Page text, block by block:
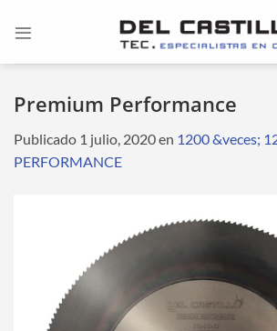
Premium Performance
Publicado 1 julio, 2020en 1200 &veces;
PERFORMANCE